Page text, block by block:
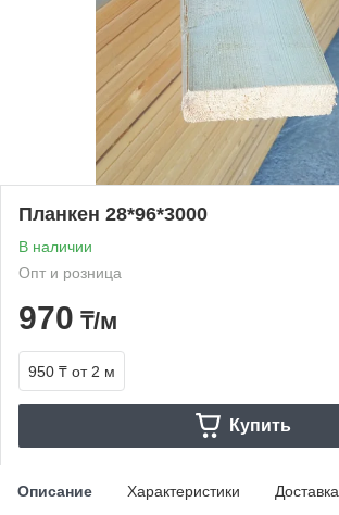
Планкен 28*96*3000
В наличии
Опт и розница
970 ₸/м
950 ₸ от 2 м
Купить
Описание Характеристики Доставка